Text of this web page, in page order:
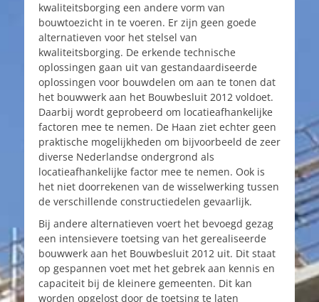
kwaliteitsborging een andere vorm van
bouwtoezicht in te voeren. Er zijn geen goede
alternatieven voor het stelsel van
kwaliteitsborging. De erkende technische
oplossingen gaan uit van gestandaardiseerde
oplossingen voor bouwdelen om aan te tonen dat
het bouwwerk aan het Bouwbesluit 2012 voldoet.
Daarbij wordt geprobeerd om locatieafhankelijke
factoren mee te nemen. De Haan ziet echter geen
praktische mogelijkheden om bijvoorbeeld de zeer
diverse Nederlandse ondergrond als
locatieafhankelijke factor mee te nemen. Ook is
het niet doorrekenen van de wisselwerking tussen
de verschillende constructiedelen gevaarlijk.
Bij andere alternatieven voert het bevoegd gezag
een intensievere toetsing van het gerealiseerde
bouwwerk aan het Bouwbesluit 2012 uit. Dit staat
op gespannen voet met het gebrek aan kennis en
capaciteit bij de kleinere gemeenten. Dit kan
worden opgelost door de toetsing te laten